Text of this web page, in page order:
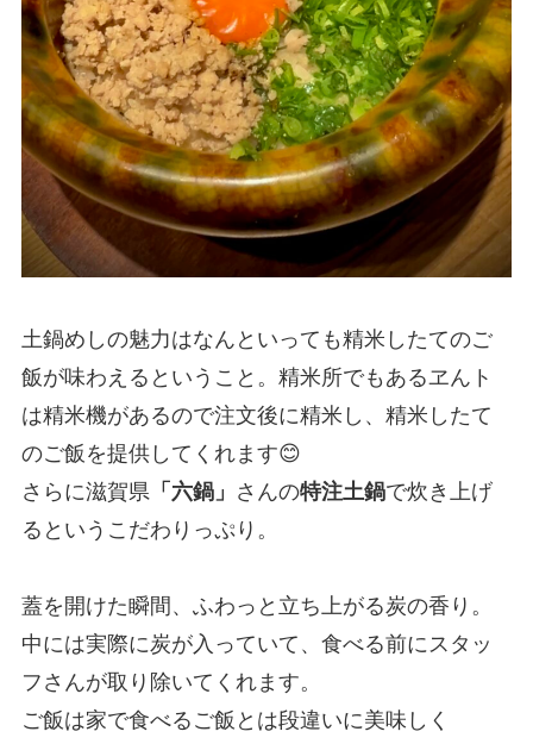
土鍋めしの魅力はなんといっても精米したてのご
飯が味わえるということ。精米所でもあるヱんト
は精米機があるので注文後に精米し、精米したて
のご飯を提供してくれます😊
さらに滋賀県 「六鍋」 さんの特注土鍋で炊き上げ
るというこだわりっぷり。
蓋を開けた瞬間、ふわっと立ち上がる炭の香り。
中には実際に炭が入っていて、食べる前にスタッ
フさんが取り除いてくれます。
ご飯は家で食べるご飯とは段違いに美味しく